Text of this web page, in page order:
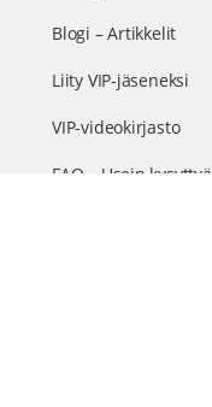
Blogi – Artikkelit
Liity VIP-jäseneksi
VIP-videokirjasto
FAQ – Usein kysyttyä